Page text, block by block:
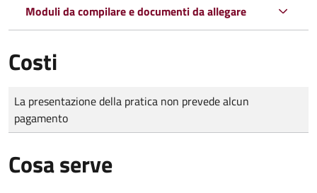
Moduli da compilare e documenti da allegare
Costi
Tipo di pagamento
Importo
La presentazione della pratica non prevede alcun
pagamento
Cosa serve